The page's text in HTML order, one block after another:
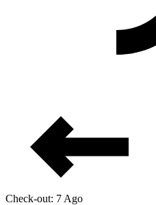
Check-out: 7 Ago